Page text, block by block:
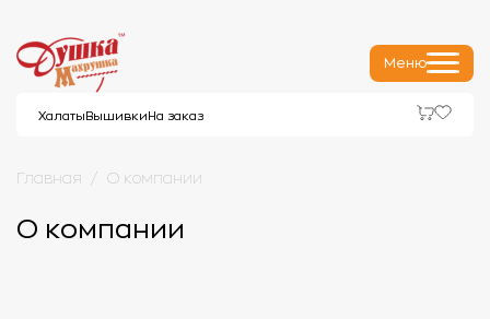
Меню
Халаты Вышивки На заказ
Главная О компании
О компании